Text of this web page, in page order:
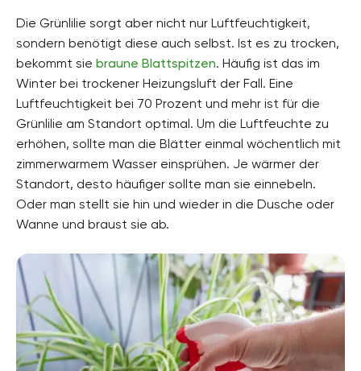
Die Grünlilie sorgt aber nicht nur Luftfeuchtigkeit,
sondern benötigt diese auch selbst. Ist es zu trocken,
bekommt sie braune Blattspitzen. Häufig ist das im
Winter bei trockener Heizungsluft der Fall. Eine
Luftfeuchtigkeit bei 70 Prozent und mehr ist für die
Grünlilie am Standort optimal. Um die Luftfeuchte zu
erhöhen, sollte man die Blätter einmal wöchentlich mit
zimmerwarmem Wasser einsprühen. Je wärmer der
Standort, desto häufiger sollte man sie einnebeln.
Oder man stellt sie hin und wieder in die Dusche oder
Wanne und braust sie ab.